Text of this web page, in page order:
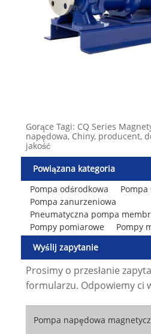
Gorące Tagi: CQ Series
napędowa, Chiny, producent,
jakość
Powiązana kategoria
Pompa odśrodkowa
Pompa
Pompa zanurzeniowa
Pneumatyczna pompa
Pompy pomiarowe
Pompy
Wyślij zapytanie
Prosimy o przesłanie
formularzu. Odpowiemy ci